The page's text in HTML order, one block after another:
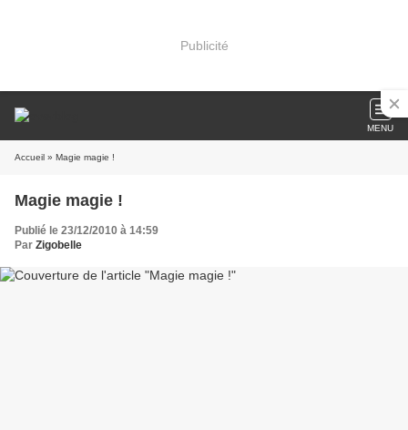
Publicité
MENU
Accueil » Magie magie !
Magie magie !
Publié le 23/12/2010 à 14:59
Par Zigobelle